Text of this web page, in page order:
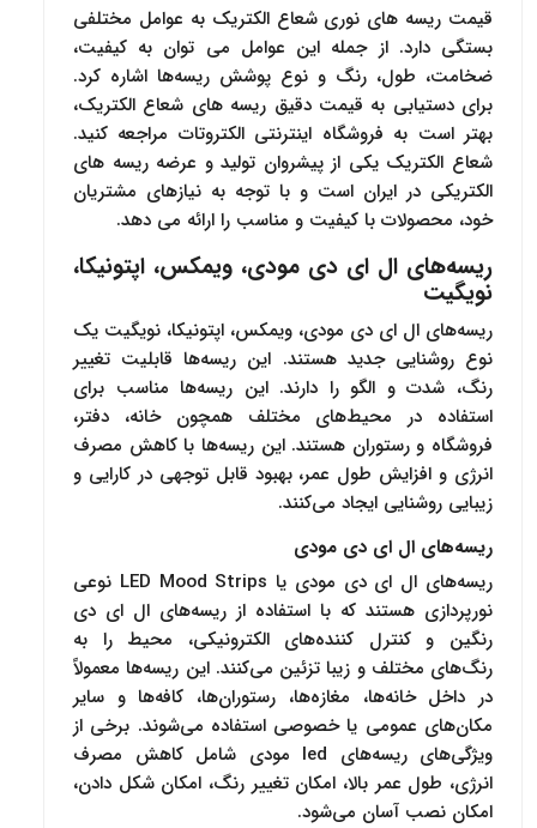
قیمت ریسه های نوری شعاع الکتریک به عوامل مختلفی
بستگی دارد. از جمله این عوامل می توان به کیفیت،
ضخامت، طول، رنگ و نوع پوشش ریسه‌ها اشاره کرد.
برای دستیابی به قیمت دقیق ریسه های شعاع الکتریک،
بهتر است به فروشگاه اینترنتی الکتروتات مراجعه کنید.
شعاع الکتریک یکی از پیشروان تولید و عرضه ریسه های
الکتریکی در ایران است و با توجه به نیازهای مشتریان
خود، محصولات با کیفیت و مناسب را ارائه می دهد.
ریسه‌های ال ای دی مودی، ویمکس، اپتونیکا،
نویگیت
ریسه‌های ال ای دی مودی، ویمکس، اپتونیکا، نویگیت یک
نوع روشنایی جدید هستند. این ریسه‌ها قابلیت تغییر
رنگ، شدت و الگو را دارند. این ریسه‌ها مناسب برای
استفاده در محیط‌های مختلف همچون خانه، دفتر،
فروشگاه و رستوران هستند. این ریسه‌ها با کاهش مصرف
انرژی و افزایش طول عمر، بهبود قابل توجهی در کارایی و
زیبایی روشنایی ایجاد می‌کنند.
ریسه‌های ال ای دی مودی
ریسه‌های ال ای دی مودی یا LED Mood Strips نوعی
نورپردازی هستند که با استفاده از ریسه‌های ال ای دی
رنگین و کنترل کننده‌های الکترونیکی، محیط را به
رنگ‌های مختلف و زیبا تزئین می‌کنند. این ریسه‌ها معمولاً
در داخل خانه‌ها، مغازه‌ها، رستوران‌ها، کافه‌ها و سایر
مکان‌های عمومی یا خصوصی استفاده می‌شوند. برخی از
ویژگی‌های ریسه‌های led مودی شامل کاهش مصرف
انرژی، طول عمر بالا، امکان تغییر رنگ، امکان شکل دادن،
امکان نصب آسان می‌شود.